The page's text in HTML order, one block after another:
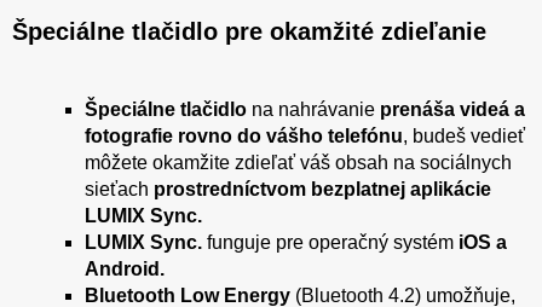
Špeciálne tlačidlo pre okamžité zdieľanie
Špeciálne tlačidlo na nahrávanie prenáša videá a
fotografie rovno do vášho telefónu, budeš vedieť
môžete okamžite zdieľať váš obsah na sociálnych
sieťach prostredníctvom bezplatnej aplikácie
LUMIX Sync.
LUMIX Sync. funguje pre operačný systém iOS a
Android.
Bluetooth Low Energy (Bluetooth 4.2) umožňuje,